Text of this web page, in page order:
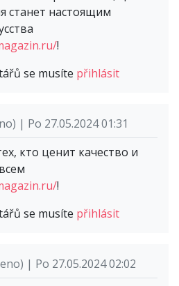
станет настоящим
!
se musíte přihlásit
| Po 27.05.2024 01:31
кто ценит качество и
!
se musíte přihlásit
| Po 27.05.2024 02:02